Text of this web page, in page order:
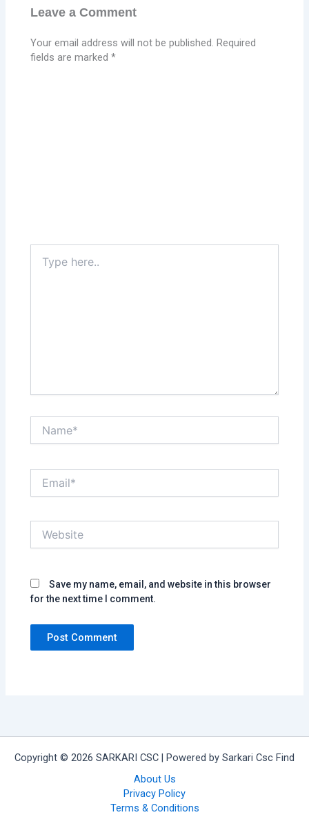
Leave a Comment
Your email address will not be published. Required
fields are marked*
here..
Save my name, email, and website in this browser
for the next time I comment.
Copyright © 2026 SARKARI CSC | Powered by Sarkari Csc Find
About Us
Privacy Policy
Terms & Conditions